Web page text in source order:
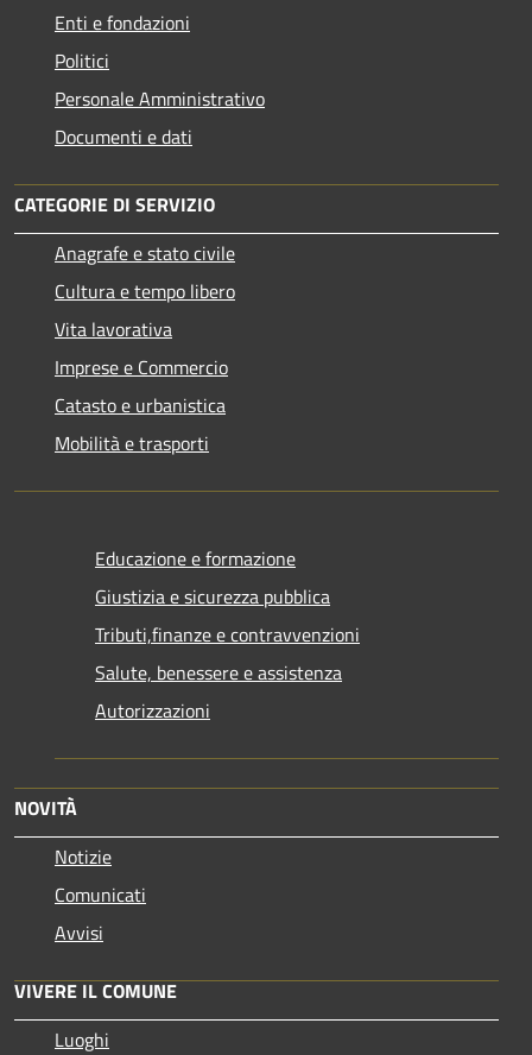
Enti e fondazioni
Politici
Personale Amministrativo
Documenti e dati
CATEGORIE DI SERVIZIO
Anagrafe e stato civile
Cultura e tempo libero
Vita lavorativa
Imprese e Commercio
Catasto e urbanistica
Mobilità e trasporti
Educazione e formazione
Giustizia e sicurezza pubblica
Tributi,finanze e contravvenzioni
Salute, benessere e assistenza
Autorizzazioni
NOVITÀ
Notizie
Comunicati
Avvisi
VIVERE IL COMUNE
Luoghi